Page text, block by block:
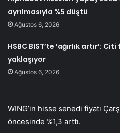
ayrılmasıyla %5 düştü
Ağustos 6, 2026
HSBC BIST’te ’ağırlık artır’:
yaklaşıyor
Ağustos 6, 2026
WING’in hisse senedi fiyatı
öncesinde %1,3 arttı.